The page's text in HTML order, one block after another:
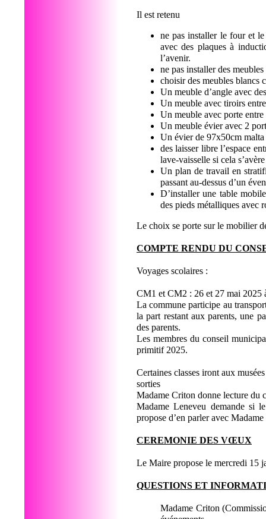
Il est retenu
ne pas installer le four et
avec des plaques à
l’avenir.
ne pas installer des
choisir des meubles blancs
Un meuble d’angle avec
Un meuble avec tiroirs
Un meuble avec porte
Un meuble évier avec 2
Un évier de 97x50cm
des laisser libre l’espace
lave-vaisselle si cela
Un plan de travail en
passant au-dessus d’un
D’installer une table
des pieds métalliques avec
Le choix se porte sur le mobilier
COMPTE RENDU DU
Voyages scolaires :
CM1 et CM2 : 26 et 27 mai
La commune participe au
la part restant aux parents, une
des parents.
Les membres du conseil
primitif 2025.
Certaines classes iront aux
sorties
Madame Criton donne lecture du
Madame Leneveu demande si
propose d’en parler avec
CEREMONIE DES VŒUX
Le Maire propose le mercredi 15
QUESTIONS ET
Madame Criton